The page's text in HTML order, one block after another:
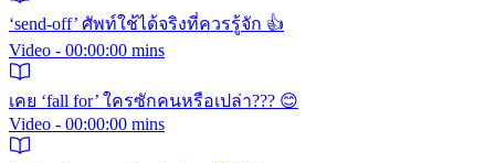
‘send-off’ ศัพท์ใช้ได้จริงที่ควรรู้จัก 👍
Video - 00:00:00 mins
เคย ‘fall for’ ใครซักคนหรือเปล่า??? 😊
Video - 00:00:00 mins